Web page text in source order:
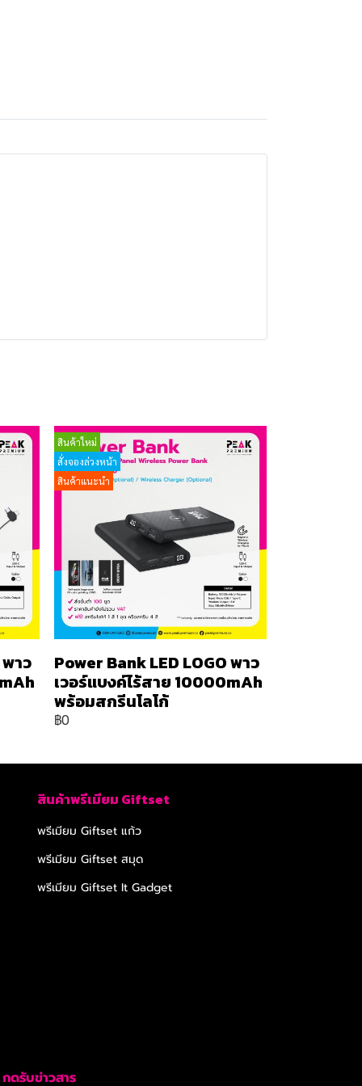
พาว
สินค้าใหม่
สั่งจองล่วงหน้า
สินค้าแนะนำ
Power Bank LED LOGO พาว
เวอร์แบงค์ไร้สาย 10000mAh
พร้อมสกรีนโลโก้
฿0
สินค้าพรีเมียม Giftset
พรีเมียม Giftset แก้ว
พรีเมียม Giftset สมุด
พรีเมียม Giftset It Gadget
กดรับข่าวสาร